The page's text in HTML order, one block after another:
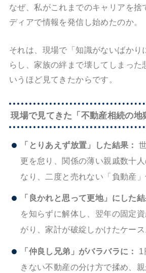
なぜ、私がこれまでのキャリアを捨
ディアで情報を発信し始めたのか。
それは、現場で「知識がないばかり
らし、家族の絆まで壊してしまった
いうほど見てきたからです。
現場で見てきた「不動産相続の地
「とりあえず放置」した結果：
更を怠り、関係の薄い親戚数十
なり、二度と売れない「負動産」
「良かれと思って更地」にした結
を知らずに解体し、翌年の固定
がり、家計が破綻しかけたケース
「仲良し兄弟」がバラバラに：
1
きない不動産の分け方で揉め、